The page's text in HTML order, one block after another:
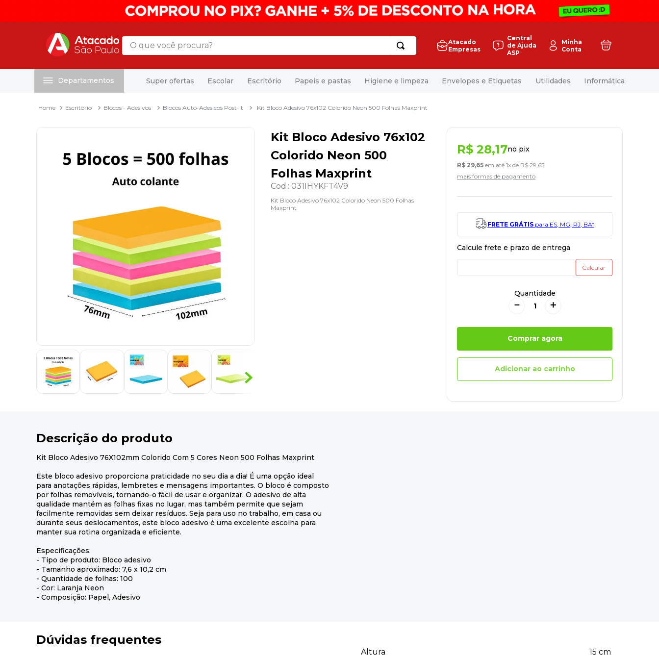
O que você procura?
Atacado
Empresas
Central
de Ajuda
ASP
Minha
Conta
Departamentos Super ofertas Escolar Escritório Papeis e pastas Higiene e limpeza Envelopes e Etiquetas Utilidades Informática
Escritório Blocos - Adesivos Blocos Auto-Adesicos Post-it Kit Bloco Adesivo 76x102 Colorido Neon 500 Folhas Maxprint
Kit Bloco Adesivo 76x102
Colorido Neon 500
Folhas Maxprint
Cod.: 031IHYKFT4V9
Kit Bloco Adesivo 76x102 Colorido Neon 500 Folhas
Maxprint
R$ 28,17no pix
R$ 29,65 em até1x de R$ 29 65
mais formas de pagamento
FRETE GRÁTIS para ES, MG, RJ, BA*
Quantidade
＋
－
Comprar agora
Adicionar ao carrinho
Descrição do produto
Kit Bloco Adesivo 76X102mm Colorido Com 5 Cores Neon 500 Folhas Maxprint
Este bloco adesivo proporciona praticidade no seu dia a dia! É uma opção ideal
para anotações rápidas, lembretes e mensagens importantes. O bloco é composto
por folhas removíveis, tornando-o fácil de usar e organizar. O adesivo de alta
qualidade mantém as folhas fixas no lugar, mas também permite que sejam
facilmente removidas sem deixar resíduos. Seja para uso no trabalho, em casa ou
durante seus deslocamentos, este bloco adesivo é uma excelente escolha para
manter sua rotina organizada e eficiente.
Especificações:
- Tipo de produto: Bloco adesivo
- Tamanho aproximado: 7,6 x 10,2 cm
- Quantidade de folhas: 100
- Cor: Laranja Neon
- Composição: Papel, Adesivo
Dúvidas frequentes
Altura 15 cm
mala